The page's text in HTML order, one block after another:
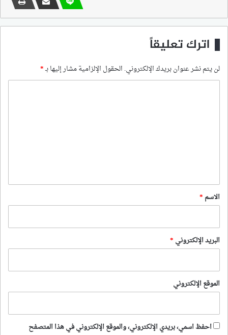
اترك تعليقاً
لن يتم نشر عنوان بريدك الإلكتروني. الحقول الإلزامية مشار إليها بـ*
*
الاسم *
البريد الإلكتروني *
الموقع الإلكتروني
احفظ اسمي، بريدي الإلكتروني، والموقع الإلكتروني في هذا المتصفح